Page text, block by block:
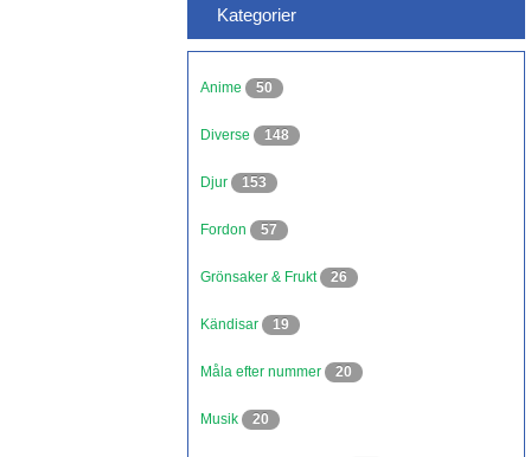
Kategorier
Anime 50
Diverse 148
Djur 153
Fordon 57
Grönsaker & Frukt 26
Kändisar 19
Måla efter nummer 20
Musik 20